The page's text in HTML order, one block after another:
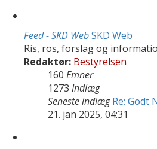
Feed - SKD WebSKD Web
Ris, ros, forslag og
Redaktør: Bestyrelsen
160 Emner
1273 Indlæg
Seneste indlæg Re: Godt
21. jan 2025, 04:31